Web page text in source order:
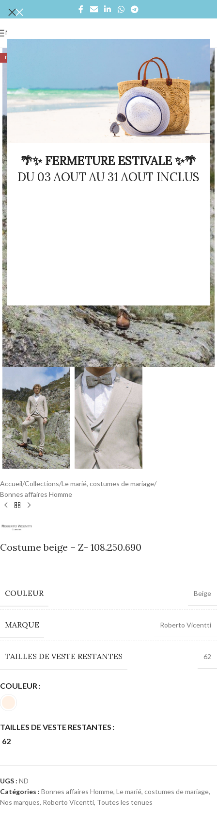
🌴✨ FERMETURE ESTIVALE ✨🌴
DU 03 AOUT AU 31 AOUT INCLUS
MENU
DÉSTOCKAGE
Accueil/Collections/Le marié, costumes de mariage/
Bonnes affaires Homme
Costume beige – Z- 108.250.690
COULEUR Beige
MARQUE Roberto Vicentti
TAILLES DE VESTE RESTANTES 62
COULEUR
TAILLES DE VESTE RESTANTES
62
UGS : ND
Catégories : Bonnes affaires Homme, Le marié, costumes de mariage,
Nos marques, Roberto Vicentti, Toutes les tenues